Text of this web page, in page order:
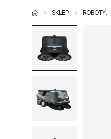
SKLEP ROBOTY,